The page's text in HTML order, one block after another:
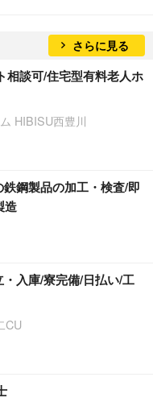
さらに見る
相談可/住宅型有料老人ホ
HIBISU西豊川
鉄鋼製品の加工・検査/即
造
入庫/寮完備/日払い/工
CU